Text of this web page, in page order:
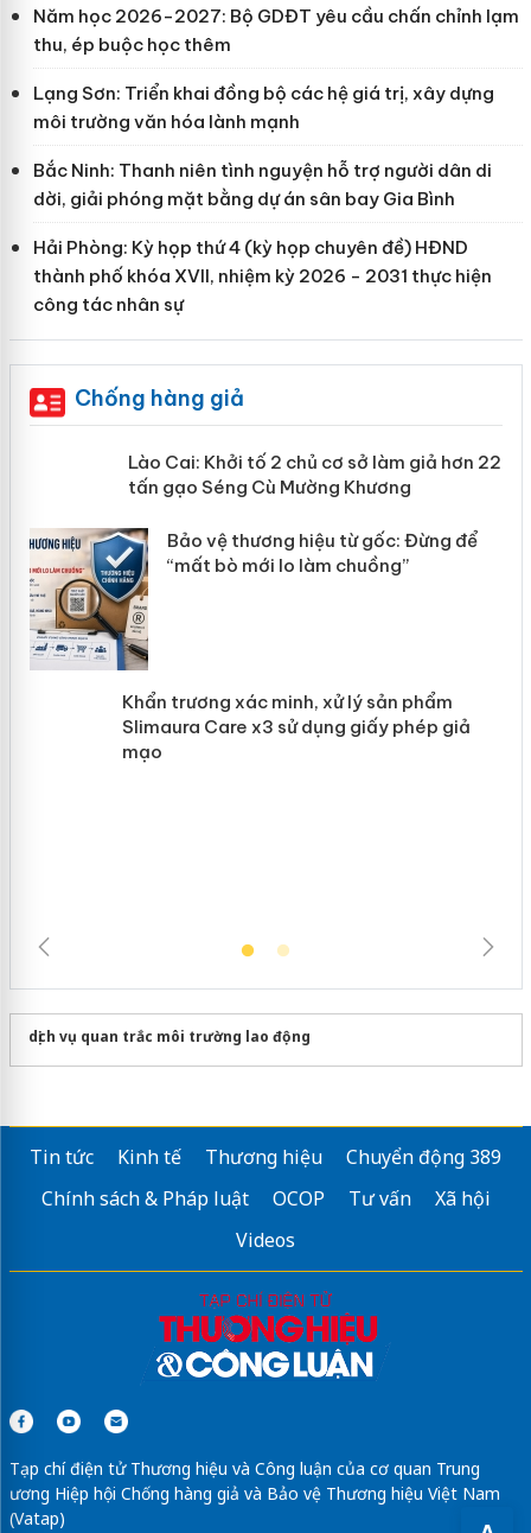
Năm học 2026-2027: Bộ GDĐT yêu cầu chấn chỉnh lạm
thu, ép buộc học thêm
Lạng Sơn: Triển khai đồng bộ các hệ giá trị, xây dựng
môi trường văn hóa lành mạnh
Bắc Ninh: Thanh niên tình nguyện hỗ trợ người dân di
dời, giải phóng mặt bằng dự án sân bay Gia Bình
Hải Phòng: Kỳ họp thứ 4 (kỳ họp chuyên đề) HĐND
thành phố khóa XVII, nhiệm kỳ 2026 - 2031 thực hiện
công tác nhân sự
Chống hàng giả
Lào Cai: Khởi tố 2 chủ cơ sở làm giả
hơn 22 tấn gạo Séng Cù Mường
dịch vụ quan trắc môi trường lao động
Tin tức Kinh tế Thương hiệu
Chuyển động 389
Chính sách & Pháp luật
OCOP Tư vấn
Xã hội
Videos
Tạp chí điện tử Thương hiệu và Công luận của cơ quan Trung
ương Hiệp hội Chống hàng giả và Bảo vệ Thương hiệu Việt Nam
(Vatap)